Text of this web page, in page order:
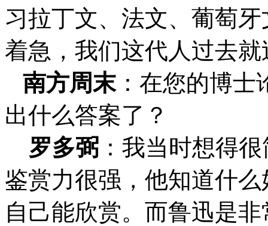
习拉丁文、法文、葡萄
着急，我们这代人过去就
南方周末： 在您的博士
出什么答案了？
罗多弼 ：我当时想得
鉴赏力很强，他知道什
自己能欣赏。而鲁迅是